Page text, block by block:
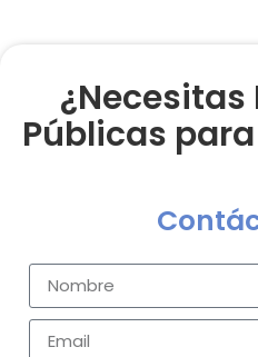
¿Necesitas
Públicas